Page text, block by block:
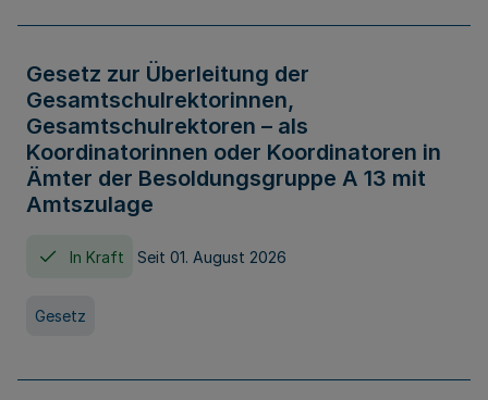
Gesetz zur Überleitung der
Gesamtschulrektorinnen,
Gesamtschulrektoren – als
Koordinatorinnen oder Koordinatoren in
Ämter der Besoldungsgruppe A 13 mit
Amtszulage
In Kraft Seit 01. August 2026
Gesetz